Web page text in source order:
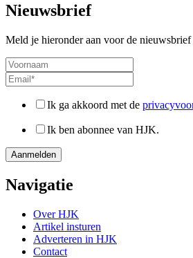
Nieuwsbrief
Meld je hieronder aan voor de
Ik ga akkoord met de
Ik ben abonnee van HJK.
Navigatie
Over HJK
Artikel insturen
Adverteren in HJK
Contact